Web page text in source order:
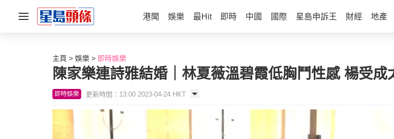
港聞 娛樂 最Hit 即時 中國 國際 星島申訴王 財經 地產
主頁 娛樂 即時娛樂
陳家樂連詩雅結婚｜林夏薇溫碧霞低胸鬥性感 楊受
即時娛樂 更新時間：13:00 2023-04-24 HKT